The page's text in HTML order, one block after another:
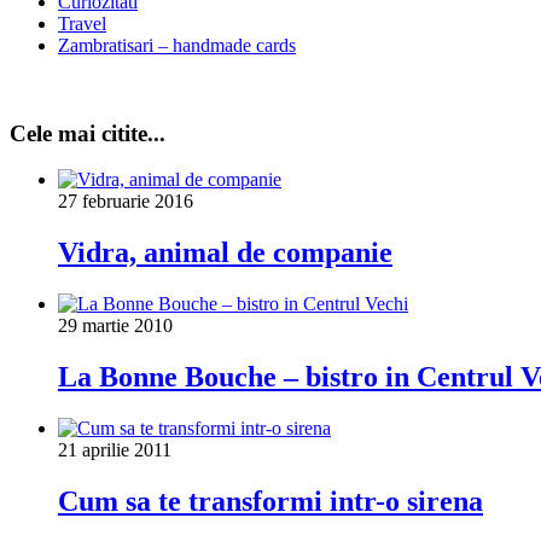
Travel
Zambratisari – handmade cards
Cele mai citite...
27 februarie 2016
Vidra, animal de companie
29 martie 2010
La Bonne Bouche – bistro in Centrul
21 aprilie 2011
Cum sa te transformi intr-o sirena